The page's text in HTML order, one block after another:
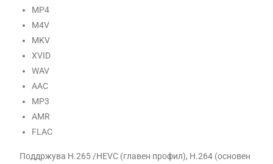
MP4
M4V
MKV
XVID
WAV
AAC
MP3
AMR
FLAC
Поддржува H.265 /HEVC (главен профил), H.264 (основен